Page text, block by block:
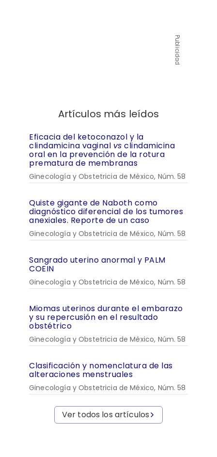
Publicidad
Artículos más leídos
Eficacia del ketoconazol y la
clindamicina vaginal vs clindamicina
oral en la prevención de la rotura
prematura de membranas
Ginecología y Obstetricia de México, Núm. 58
Quiste gigante de Naboth como
diagnóstico diferencial de los tumores
anexiales. Reporte de un caso
Ginecología y Obstetricia de México, Núm. 58
Sangrado uterino anormal y PALM
COEIN
Ginecología y Obstetricia de México, Núm. 58
Miomas uterinos durante el embarazo
y su repercusión en el resultado
obstétrico
Ginecología y Obstetricia de México, Núm. 58
Clasificación y nomenclatura de las
alteraciones menstruales
Ginecología y Obstetricia de México, Núm. 58
Ver todos los artículos